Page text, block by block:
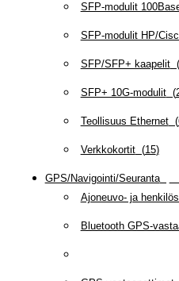
SFP-modulit
SFP-modulit HP/
SFP/SFP+ kaapelit(
SFP+ 10G-modulit(
Teollisuus Ethernet(
Verkkokortit(15)
GPS/Navigointi/Seuranta(
Ajoneuvo- ja
Bluetooth GPS-